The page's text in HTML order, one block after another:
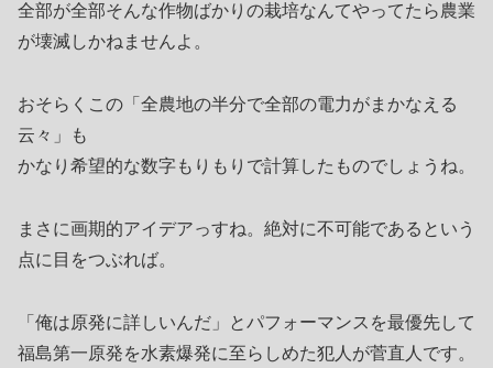
全部が全部そんな作物ばかりの栽培なんてやってたら農業
が壊滅しかねませんよ。
おそらくこの「全農地の半分で全部の電力がまかなえる
云々」も
かなり希望的な数字もりもりで計算したものでしょうね。
まさに画期的アイデアっすね。絶対に不可能であるという
点に目をつぶれば。
「俺は原発に詳しいんだ」とパフォーマンスを最優先して
福島第一原発を水素爆発に至らしめた犯人が菅直人です。